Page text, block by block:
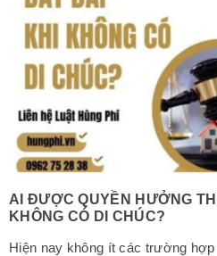
AI ĐƯỢC QUYỀN HƯỞNG
KHÔNG CÓ DI CHÚC?
Hiện nay không ít các trường